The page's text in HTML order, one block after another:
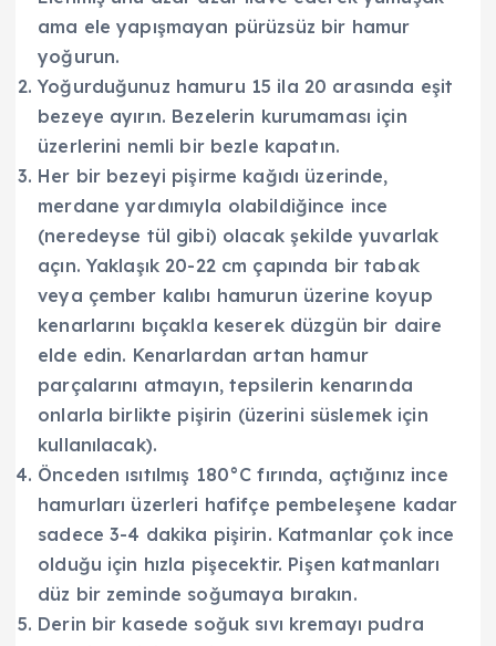
ama ele yapışmayan pürüzsüz bir hamur
yoğurun.
Yoğurduğunuz hamuru 15 ila 20 arasında eşit
bezeye ayırın. Bezelerin kurumaması için
üzerlerini nemli bir bezle kapatın.
Her bir bezeyi pişirme kağıdı üzerinde,
merdane yardımıyla olabildiğince ince
(neredeyse tül gibi) olacak şekilde yuvarlak
açın. Yaklaşık 20-22 cm çapında bir tabak
veya çember kalıbı hamurun üzerine koyup
kenarlarını bıçakla keserek düzgün bir daire
elde edin. Kenarlardan artan hamur
parçalarını atmayın, tepsilerin kenarında
onlarla birlikte pişirin (üzerini süslemek için
kullanılacak).
Önceden ısıtılmış 180°C fırında, açtığınız ince
hamurları üzerleri hafifçe pembeleşene kadar
sadece 3-4 dakika pişirin. Katmanlar çok ince
olduğu için hızla pişecektir. Pişen katmanları
düz bir zeminde soğumaya bırakın.
Derin bir kasede soğuk sıvı kremayı pudra